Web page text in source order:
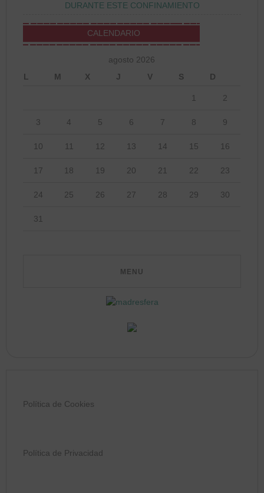
DURANTE ESTE CONFINAMIENTO
CALENDARIO
agosto 2026
L
M X J V S D
1 2
3 4 5 6 7 8 9
10 11 12 13 14 15 16
17 18 19 20 21 22 23
24 25 26 27 28 29 30
31
Política de Cookies
Política de Privacidad